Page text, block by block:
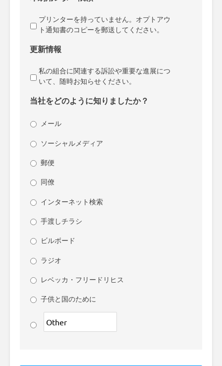
プリンターを持っていません。オプトアウ
ト通知書のコピーを郵送してください。
更新情報
私の組合に関連する訴訟や重要な進展につ
いて、随時お知らせください。
当社をどのように知りましたか？
メール
ソーシャルメディア
郵便
同僚
インターネット検索
手渡しチラシ
ビルボード
ラジオ
レベッカ・フリードリヒス
子供と国のために